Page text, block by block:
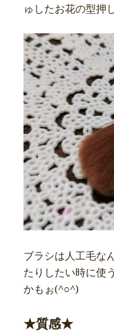
ゅしたお花の型押
ブラシは人工毛な
たりしたい時に使
かもぉ(^○^)
★質感★